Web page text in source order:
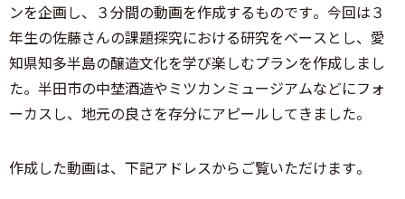
ンを企画し、３分間の動画を作成するものです。今回は３
年生の佐藤さんの課題探究における研究をベースとし、愛
知県知多半島の醸造文化を学び楽しむプランを作成しまし
た。半田市の中埜酒造やミツカンミュージアムなどにフォ
ーカスし、地元の良さを存分にアピールしてきました。
作成した動画は、下記アドレスからご覧いただけます。